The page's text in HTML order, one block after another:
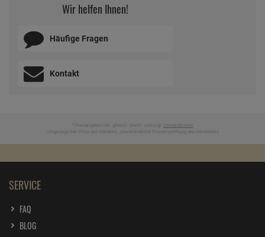
Wir helfen Ihnen!
Häufige Fragen
Kontakt
* Preisangaben inkl. gesetzl. MwSt. und zzgl. Versandkosten
Ursprünglicher Preis des Händlers, Unverbindliche Preisempfehlung des Herstellers
SERVICE
FAQ
BLOG